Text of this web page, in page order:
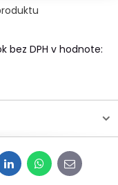
bez DPH v hodnote:
LinkedInWhatsApp
E-
mail